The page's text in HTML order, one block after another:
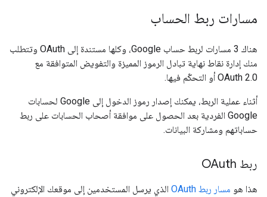
مسارات ربط الحساب
هناك 3 مسارات لربط حساب Google، وكلها مستندة إلى OAuth وتتطلب
منك إدارة نقاط نهاية تبادل الرموز المميزة والتفويض المتوافقة مع
OAuth 2.0 أو التحكّم فيها.
أثناء عملية الربط، يمكنك إصدار رموز الدخول إلى Google لحسابات
Google الفردية بعد الحصول على موافقة أصحاب الحسابات على ربط
حساباتهم ومشاركة البيانات.
ربط OAuth
هذا هو مسار ربط OAuth
الذي يرسل المستخدمين إلى موقعك الإلكتروني